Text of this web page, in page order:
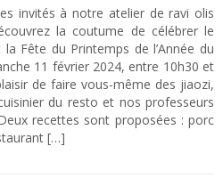
à notre atelier de ravi olis
la coutume de célébrer le
Fête du Printemps de l’Année du
11 février 2024, entre 10h30 et
de faire vous-même des jiaozi,
du resto et nos professeurs
recettes sont proposées : porc
[…]